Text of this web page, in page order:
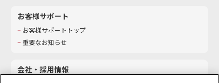
お客様サポート
お客様サポートトップ
重要なお知らせ
会社・採用情報